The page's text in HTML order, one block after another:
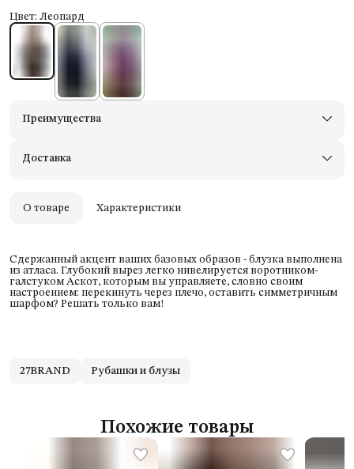
Цвет: Леопард
Преимущества
Оплата — картой, СБП или наличными
Доставка
О товаре Характеристики
Сдержанный акцент ваших базовых образов - блузка выполнена
из атласа. Глубокий вырез легко нивелируется воротником-
галстуком Аскот, которым вы управляете, словно своим
настроением: перекинуть через плечо, оставить симметричным
шарфом? Решать только вам!
27BRAND Рубашки и блузы
Похожие товары